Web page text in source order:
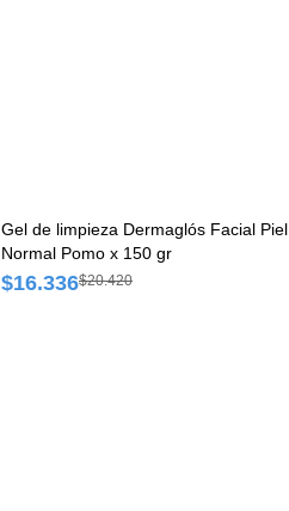
Gel de limpieza Dermaglós Facial Piel
Normal Pomo x 150 gr
$16.336$20.420